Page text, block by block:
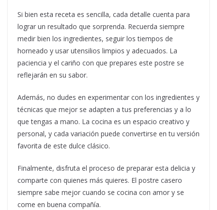
Si bien esta receta es sencilla, cada detalle cuenta para
lograr un resultado que sorprenda. Recuerda siempre
medir bien los ingredientes, seguir los tiempos de
horneado y usar utensilios limpios y adecuados. La
paciencia y el cariño con que prepares este postre se
reflejarán en su sabor.
Además, no dudes en experimentar con los ingredientes y
técnicas que mejor se adapten a tus preferencias y a lo
que tengas a mano. La cocina es un espacio creativo y
personal, y cada variación puede convertirse en tu versión
favorita de este dulce clásico.
Finalmente, disfruta el proceso de preparar esta delicia y
comparte con quienes más quieres. El postre casero
siempre sabe mejor cuando se cocina con amor y se
come en buena compañía.